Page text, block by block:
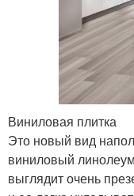
Виниловая плитка
Это новый вид
виниловый
выглядит очень